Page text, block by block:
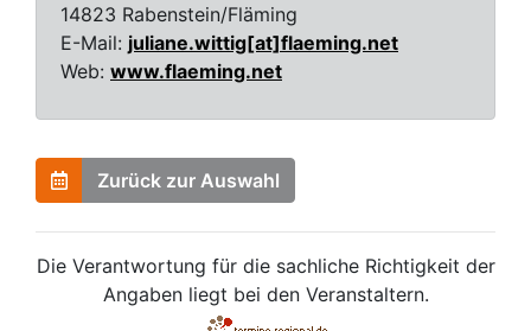
14823 Rabenstein/Fläming
E-Mail: juliane.wittig[at]flaeming.net
Web: www.flaeming.net
Zurück zur Auswahl
Die Verantwortung für die sachliche Richtigkeit der
Angaben liegt bei den Veranstaltern.